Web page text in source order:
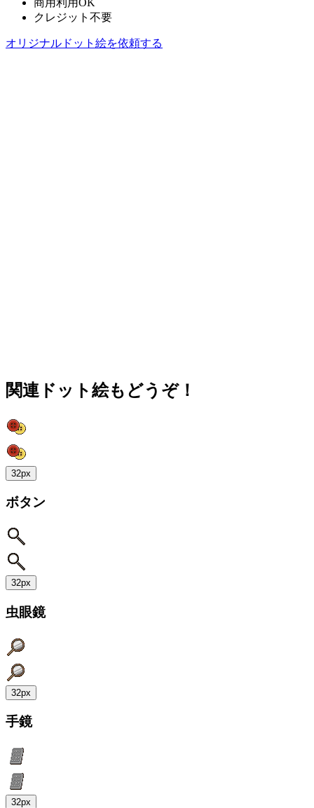
クレジット不要
オリジナルドット絵を依頼する
関連ドット絵もどうぞ！
32px
ボタン
32px
虫眼鏡
32px
手鏡
32px